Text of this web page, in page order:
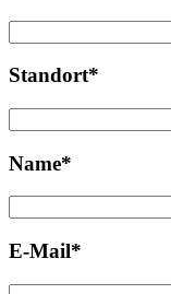
Standort*
Name*
E-Mail*